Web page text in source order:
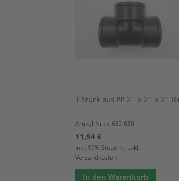
T-Stück aus PP 2¨ x 2¨ x 2¨ IG
Artikel-Nr.: v-630-630
11,94 €
Inkl. 19% Steuern , exkl.
Versandkosten
In den Warenkorb